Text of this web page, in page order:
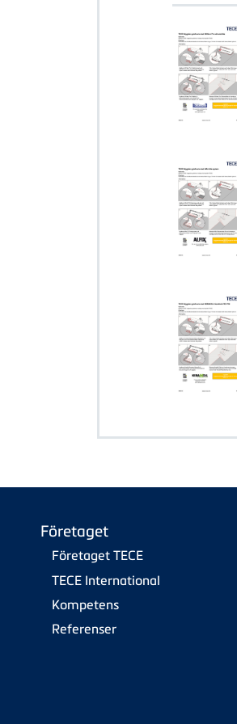
Företaget
Företaget TECE
TECE International
Kompetens
Referenser